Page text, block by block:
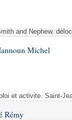
and Nephew.
Michel
et activite. Saint-
Rémy